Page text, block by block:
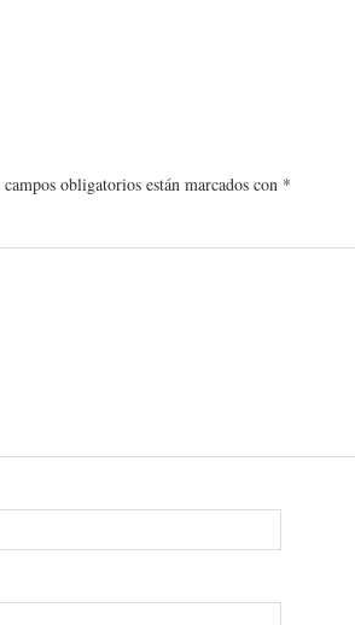
obligatorios están marcados con *